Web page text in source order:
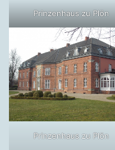
Prinzenhaus zu Plön
Prinzenhaus zu Plön